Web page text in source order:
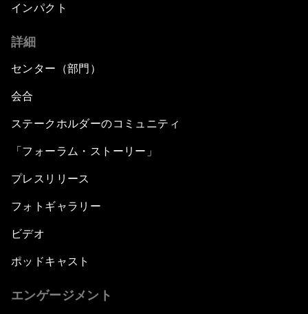
インパクト
詳細
センター（部門）
会合
ステークホルダーのコミュニティ
「フォーラム・ストーリー」
プレスリリース
フォトギャラリー
ビデオ
ポッドキャスト
エンゲージメント